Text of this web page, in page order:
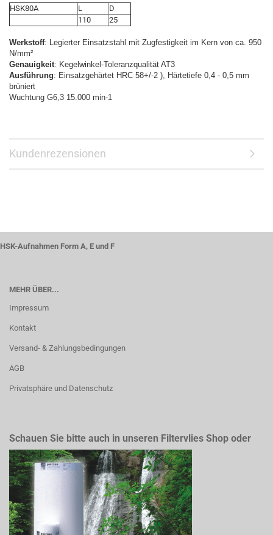
HSK80A L
D
110
25
Werkstoff: Legierter Einsatzstahl mit Zugfestigkeit im Kern von ca. 950
N/mm²
Genauigkeit: Kegelwinkel-Toleranzqualität AT3
Ausführung: Einsatzgehärtet HRC 58+/-2 ), Härtetiefe 0,4 - 0,5 mm
brüniert
Wuchtung G6,3 15.000 min-1
Kundenrezensionen
HSK-Aufnahmen Form A, E und F
MEHR ÜBER...
Impressum
Kontakt
Versand- & Zahlungsbedingungen
AGB
Privatsphäre und Datenschutz
Schauen Sie bitte auch in unseren Filtervlies Shop oder